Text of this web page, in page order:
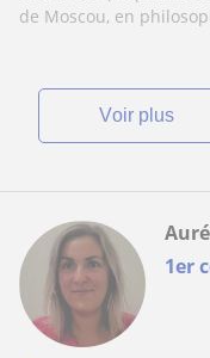
de Moscou, en
voir plus
1er